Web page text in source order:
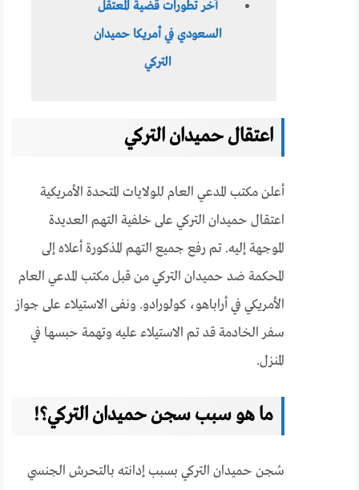
آخر تطورات قضية المعتقل
السعودي في أمريكا حميدان
التركي
اعتقال حميدان التركي
أعلن مكتب المدعي العام للولايات المتحدة الأمريكية
اعتقال حميدان التركي على خلفية التهم العديدة
الموجهة إليه. تم رفع جميع التهم المذكورة أعلاه إلى
المحكمة ضد حميدان التركي من قبل مكتب المدعي العام
الأمريكي في أراباهو، كولورادو. ونفى الاستيلاء على جواز
سفر الخادمة قد تم الاستيلاء عليه وتهمة حبسها في
المنزل.
ما هو سبب سجن حميدان التركي؟!
سُجن حميدان التركي بسبب إدانته بالتحرش الجنسي